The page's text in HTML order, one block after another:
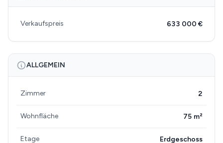
Verkaufspreis 633 000 €
ALLGEMEIN
Zimmer 2
Wohnfläche 75 m²
Etage Erdgeschoss